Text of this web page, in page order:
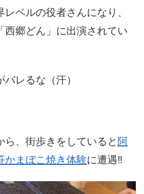
ベルの役者さんになり、
西郷どん」に出演されてい
レるな（汗）
ら、街歩きをしていると 阿
かまぼこ焼き体験に遭遇‼